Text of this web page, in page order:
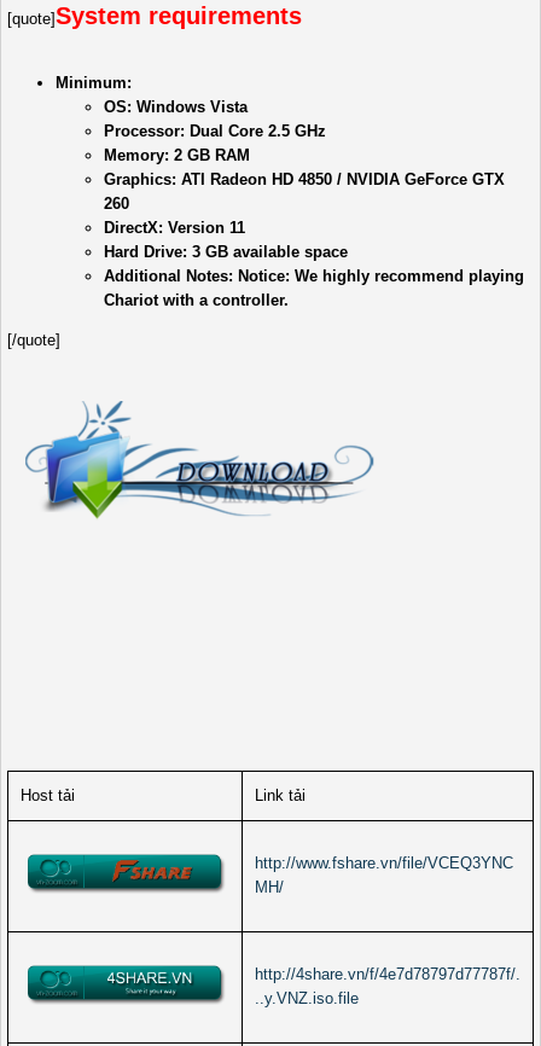
[quote]System requirements
Minimum:
OS: Windows Vista
Processor: Dual Core 2.5 GHz
Memory: 2 GB RAM
Graphics: ATI Radeon HD 4850 / NVIDIA GeForce GTX
260
DirectX: Version 11
Hard Drive: 3 GB available space
Additional Notes: Notice: We highly recommend playing
Chariot with a controller.
[/quote]
Host tải Link tải
http://www.fshare.vn/file/VCEQ3YNC
MH/
http://4share.vn/f/4e7d78797d77787f/.
..y.VNZ.iso.file